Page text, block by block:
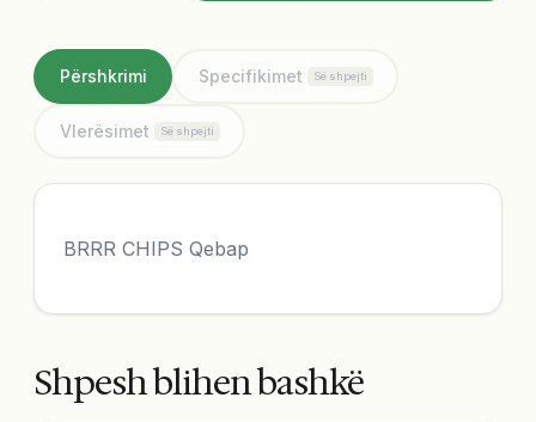
Përshkrimi Specifikimet Së shpejti
Vlerësimet Së shpejti
BRRR CHIPS Qebap
Shpesh blihen bashkë